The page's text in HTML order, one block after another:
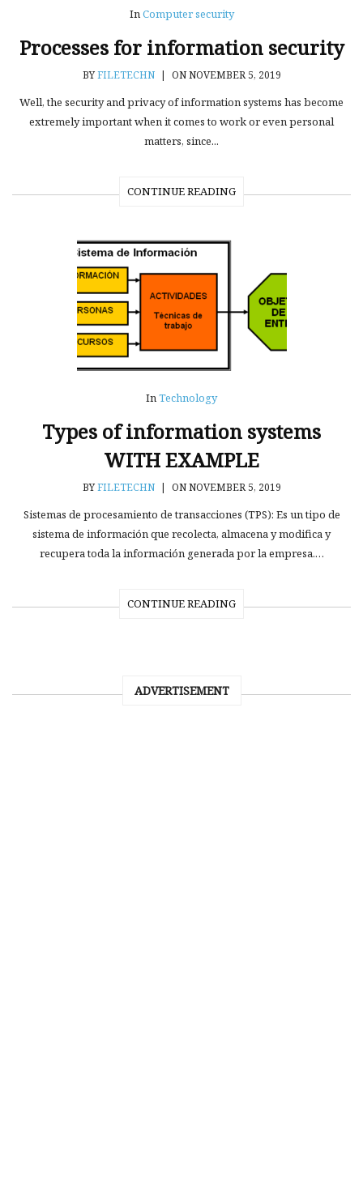
InComputer security
Processes for information security
BYFILETECHN | ON NOVEMBER 5, 2019
Well, the security and privacy of information systems has become
extremely important when it comes to work or even personal
matters, since...
CONTINUE READING
InTechnology
Types of information systems
WITH EXAMPLE
BYFILETECHN | ON NOVEMBER 5, 2019
Sistemas de procesamiento de transacciones (TPS): Es un tipo de
sistema de información que recolecta, almacena y modifica y
recupera toda la información generada por la empresa.…
CONTINUE READING
ADVERTISEMENT